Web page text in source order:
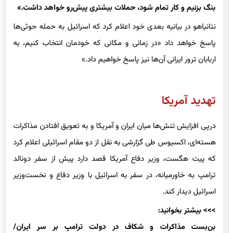
هماهنگی با ما علیه آن‌ها عمل می‌کند. این طور نیست که یک بنگ،
بنگ بزنیم و کار تمام شود، حملات بیشتری پیش‌رو خواهد داشت.»
نتانیاهو در بیانیه‌ بعدی خود اعلام کرد که اسرائیل به حمله حوثی‌ها
پاسخ خواهد داد «در زمانی و مکانی که خودمان انتخاب کنیم، به
درپی افزایش تنش‌ها میان ایران و آمریکا و به تعویق افتادن مذاکرات
هسته‌ای، اکسیوس طی گزارشی به نقل از دو مقام اسرائیلی اعلام کرد
که پیت هگست، وزیر دفاع آمریکا قصد دارد پیش از سفر دونالد
ترامپ به خاورمیانه، در سفر به اسرائیل با وزیر دفاع و نخست‌وزیر
اسرائیل دیدار کند.
>>> بیشتر بخوانید: